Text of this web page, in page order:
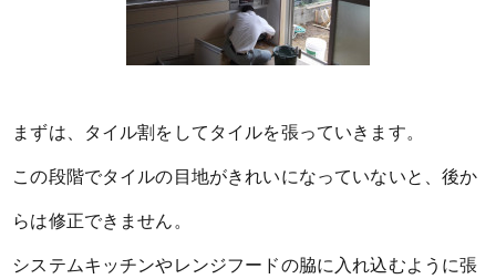
まずは、タイル割をしてタイルを張っていきます。
この段階でタイルの目地がきれいになっていないと、後か
らは修正できません。
システムキッチンやレンジフードの脇に入れ込むように張